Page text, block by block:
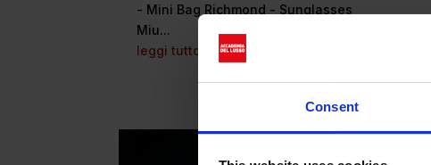
Consent
- Mini Bag Richmond - Sunglasses
Miu...
leggi tutto